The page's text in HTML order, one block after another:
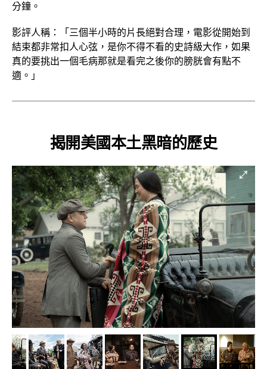
分鐘。
影評人稱：「三個半小時的片長絕對合理，電影從開始到
結束都非常扣人心弦，是你不得不看的史詩級大作，如果
真的要挑出一個毛病那就是看完之後你的膀胱會有點不
適。」
揭開美國本土黑暗的歷史